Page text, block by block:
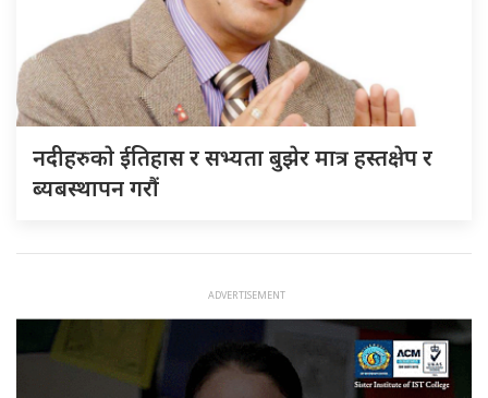
नदीहरुकाे ईतिहास र सभ्यता बुझेर मात्र हस्तक्षेप र
ब्यबस्थापन गराैं